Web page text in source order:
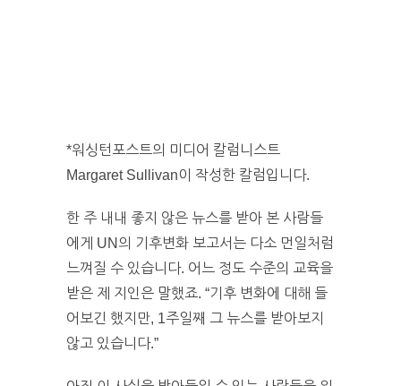
*워싱턴포스트의 미디어 칼럼니스트
Margaret Sullivan이 작성한 칼럼입니다.
한 주 내내 좋지 않은 뉴스를 받아 본 사람들
에게 UN의 기후변화 보고서는 다소 먼일처럼
느껴질 수 있습니다. 어느 정도 수준의 교육을
받은 제 지인은 말했죠. “기후 변화에 대해 들
어보긴 했지만, 1주일째 그 뉴스를 받아보지
않고 있습니다.”